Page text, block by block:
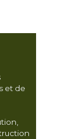
et de